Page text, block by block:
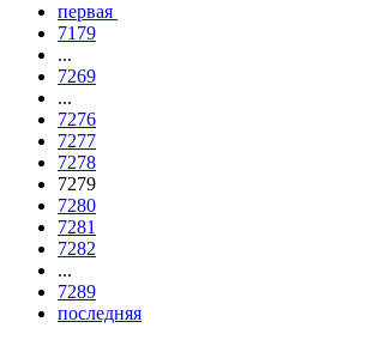
первая
7179
...
7269
...
7276
7277
7278
7279
7280
7281
7282
...
7289
последняя